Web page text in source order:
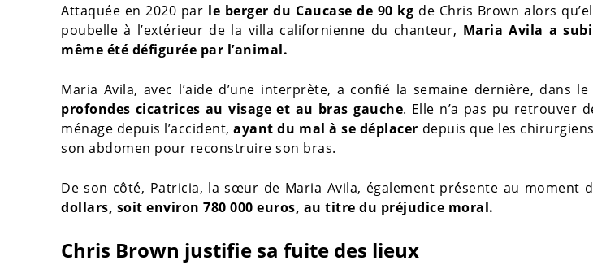
Attaquée en 2020 par le berger du Caucase de 90 kg de Chris Brown alors
poubelle à l’extérieur de la villa californienne du chanteur, Maria Avila a
même été défigurée par l’animal.
Maria Avila, avec l’aide d’une interprète, a confié la semaine dernière, dans
profondes cicatrices au visage et au bras gauche. Elle n’a pas pu retrouver
ménage depuis l’accident,ayant du mal à se déplacer depuis que les
son abdomen pour reconstruire son bras.
De son côté, Patricia, la sœur de Maria Avila, également présente au moment
dollars, soit environ 780 000 euros, au titre du préjudice moral.
Chris Brown justifie sa fuite des lieux